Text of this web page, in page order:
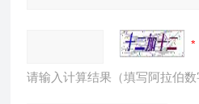
请输入计算结果（填写阿拉伯